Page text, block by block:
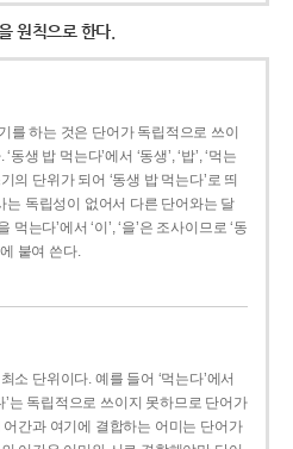
원칙으로 한다.
를 하는 것은 단어가 독립적으로 쓰이
생 밥 먹는다’에서 ‘동생’, ‘밥’, ‘먹는
의 단위가 되어 ‘동생 밥 먹는다’로 띄
는 독립성이 없어서 다른 단어와는 달
는다’에서 ‘이’, ‘을’은 조사이므로 ‘동
붙여 쓴다.
소 단위이다. 예를 들어 ‘먹는다’에서
’는 독립적으로 쓰이지 못하므로 단어가
간과 여기에 결합하는 어미는 단어가